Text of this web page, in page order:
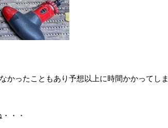
かったこともあり予想以上に時間かかってしま
・・